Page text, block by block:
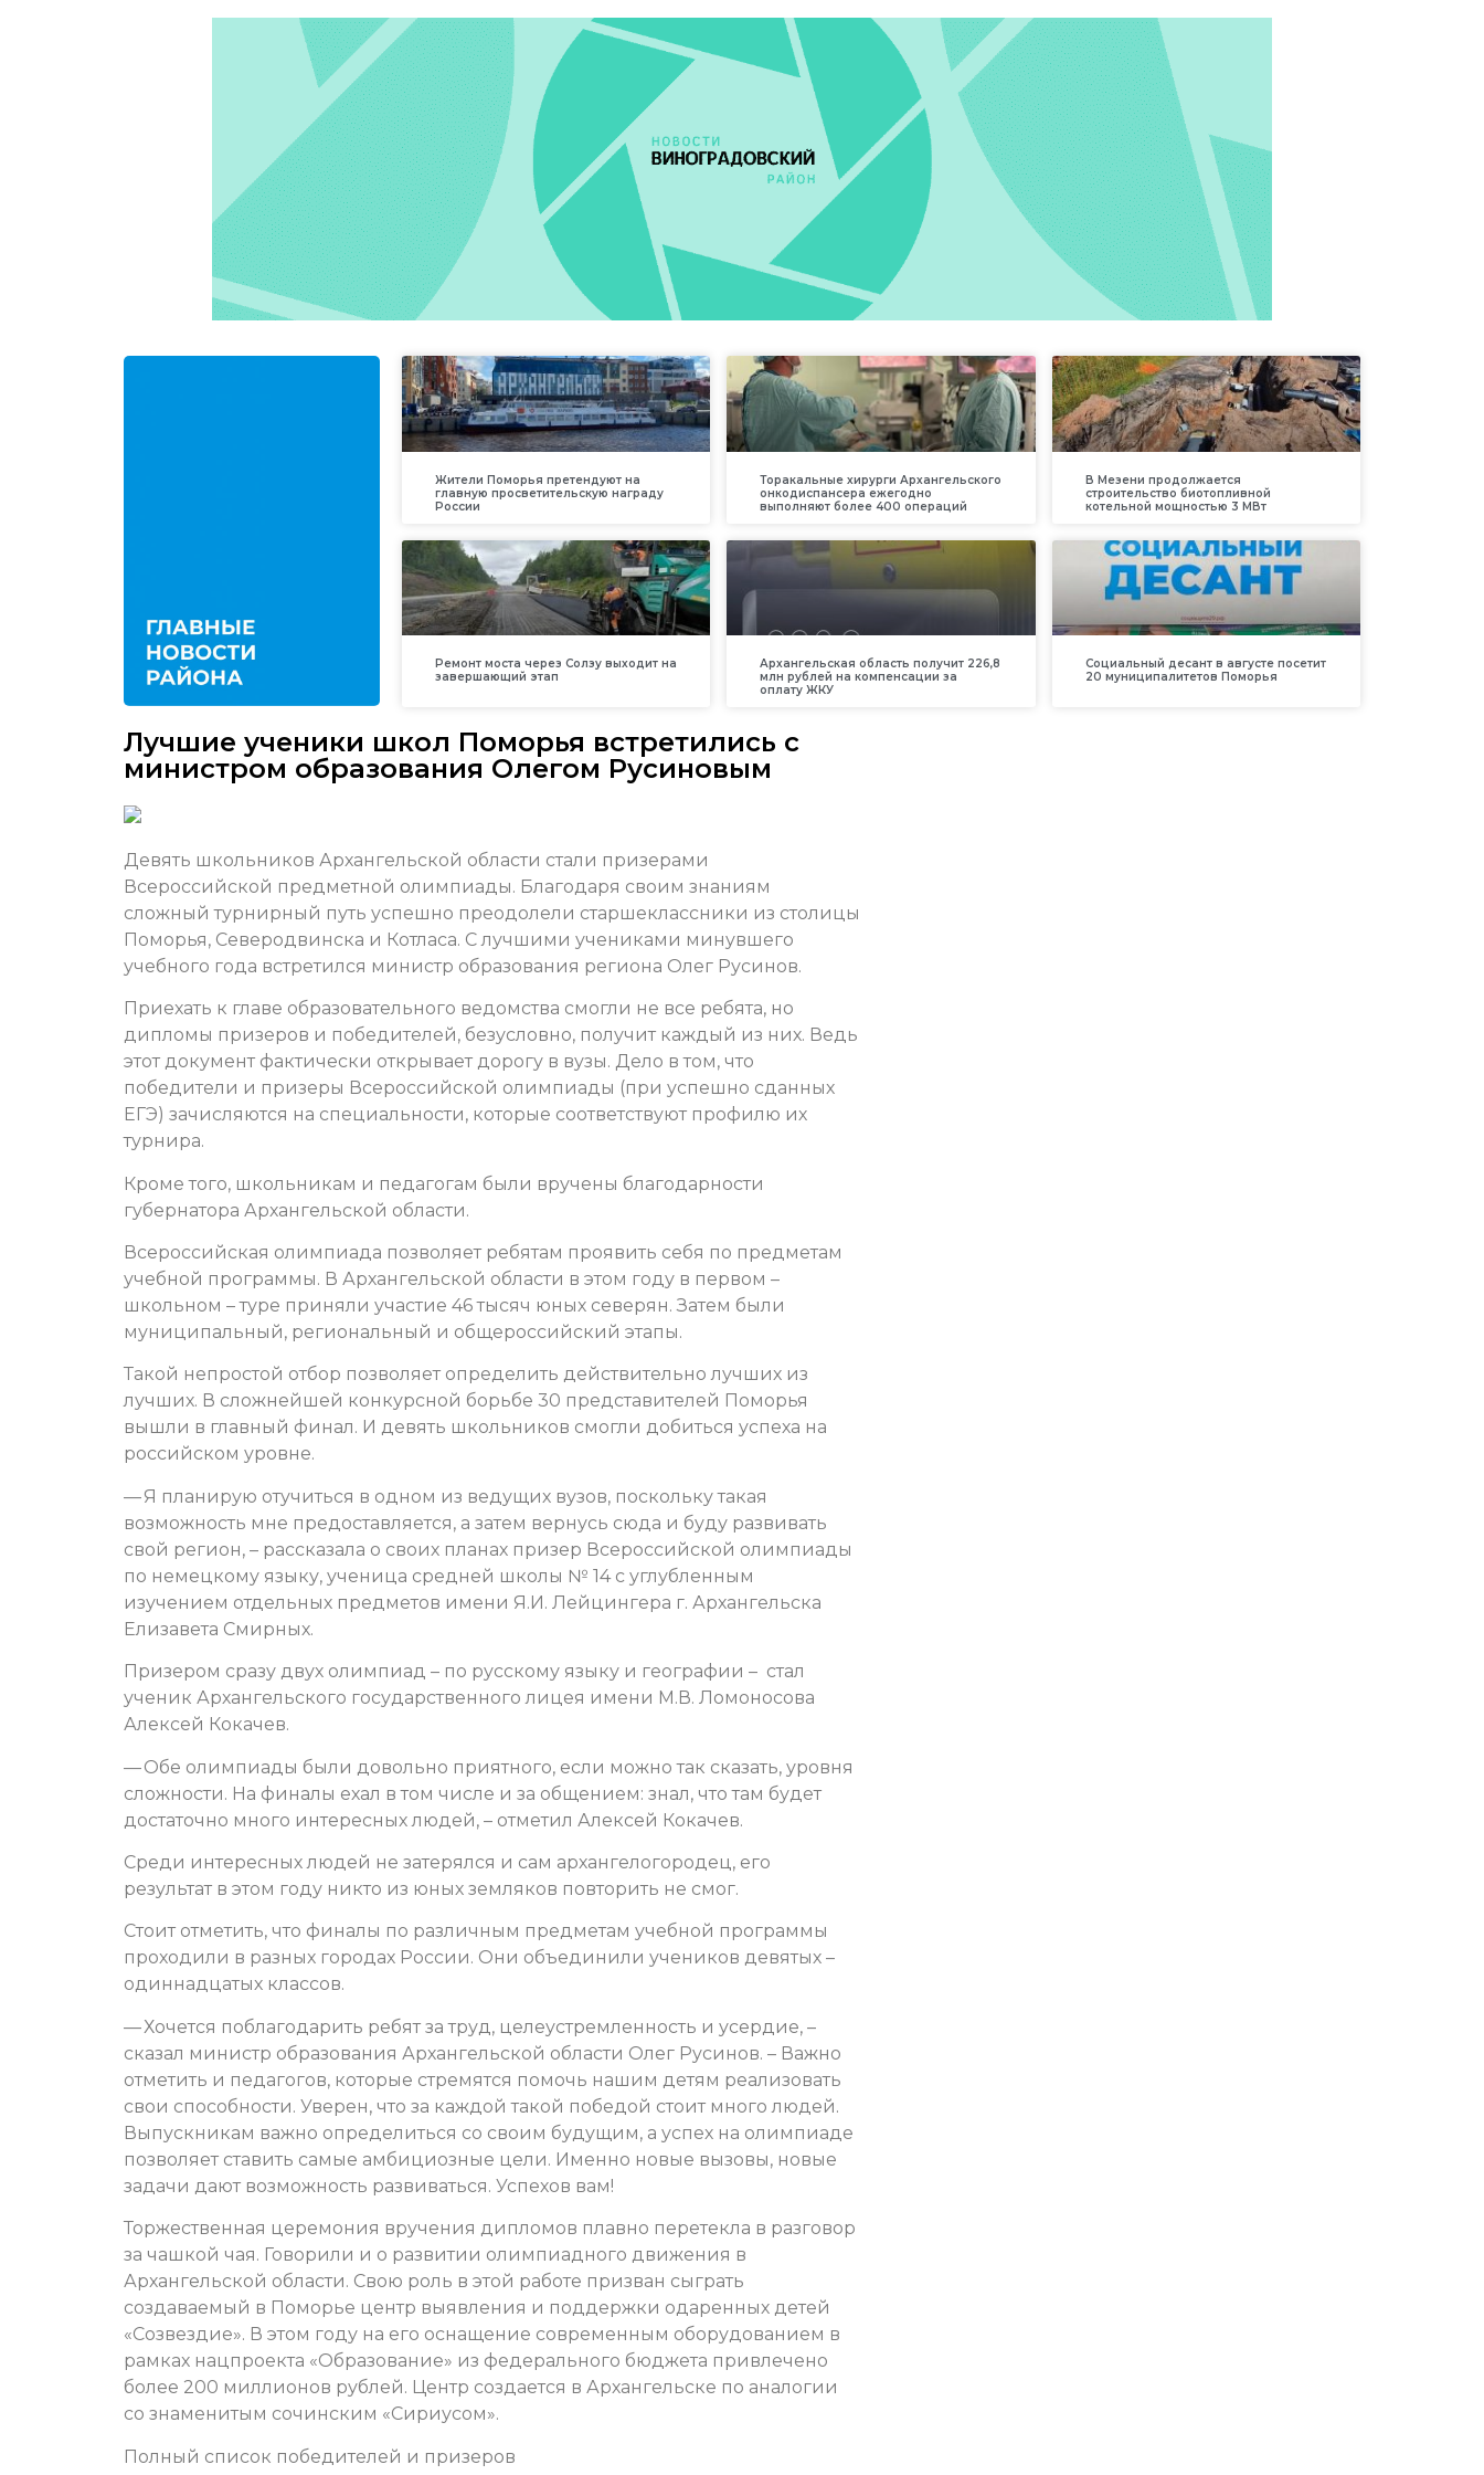
Жители Поморья претендуют на
главную просветительскую награду
России
Торакальные хирурги Архангельского
онкодиспансера ежегодно
выполняют более 400 операций
В Мезени продолжается
строительство биотопливной
котельной мощностью 3 МВт
Ремонт моста через Солзу выходит на
завершающий этап
Архангельская область получит 226,8
млн рублей на компенсации за
оплату ЖКУ
Социальный десант в августе посетит
20 муниципалитетов Поморья
Лучшие ученики школ Поморья встретились с
министром образования Олегом Русиновым
Девять школьников Архангельской области стали призерами
Всероссийской предметной олимпиады. Благодаря своим знаниям
сложный турнирный путь успешно преодолели старшеклассники из столицы
Поморья, Северодвинска и Котласа. С лучшими учениками минувшего
учебного года встретился министр образования региона Олег Русинов.
Приехать к главе образовательного ведомства смогли не все ребята, но
дипломы призеров и победителей, безусловно, получит каждый из них. Ведь
этот документ фактически открывает дорогу в вузы. Дело в том, что
победители и призеры Всероссийской олимпиады (при успешно сданных
ЕГЭ) зачисляются на специальности, которые соответствуют профилю их
турнира.
Кроме того, школьникам и педагогам были вручены благодарности
губернатора Архангельской области.
Всероссийская олимпиада позволяет ребятам проявить себя по предметам
учебной программы. В Архангельской области в этом году в первом –
школьном – туре приняли участие 46 тысяч юных северян.Затем были
муниципальный, региональный и общероссийский этапы.
Такой непростой отбор позволяет определить действительно лучших из
лучших. В сложнейшей конкурсной борьбе 30 представителей Поморья
вышли в главный финал. И девять школьников смогли добиться успеха на
российском уровне.
— Я планирую отучиться в одном из ведущих вузов, поскольку такая
возможность мне предоставляется, а затем вернусь сюда и буду развивать
свой регион, – рассказала о своих планах призер Всероссийской олимпиады
по немецкому языку, ученица средней школы № 14 с углубленным
изучением отдельных предметов имени Я.И. Лейцингера г. Архангельска
Елизавета Смирных.
Призером сразу двух олимпиад – по русскому языку и географии – стал
ученик Архангельского государственного лицея имени М.В. Ломоносова
Алексей Кокачев.
— Обе олимпиады были довольно приятного, если можно так сказать, уровня
сложности. На финалы ехал в том числе и за общением: знал, что там будет
достаточно много интересных людей, – отметил Алексей Кокачев.
Среди интересных людей не затерялся и сам архангелогородец, его
результат в этом году никто из юных земляков повторить не смог.
Стоит отметить, что финалы по различным предметам учебной программы
проходили в разных городах России. Они объединили учеников девятых –
одиннадцатых классов.
— Хочется поблагодарить ребят за труд, целеустремленность и усердие, –
сказал министр образования Архангельской области Олег Русинов. – Важно
отметить и педагогов, которые стремятся помочь нашим детям реализовать
свои способности. Уверен, что за каждой такой победой стоит много людей.
Выпускникам важно определиться со своим будущим, а успех на олимпиаде
позволяет ставить самые амбициозные цели. Именно новые вызовы, новые
задачи дают возможность развиваться. Успехов вам!
Торжественная церемония вручения дипломов плавно перетекла в разговор
за чашкой чая. Говорили и о развитии олимпиадного движения в
Архангельской области. Свою роль в этой работе призван сыграть
создаваемый в Поморье центр выявления и поддержки одаренных детей
«Созвездие». В этом году на его оснащение современным оборудованием в
рамках нацпроекта «Образование» из федерального бюджета привлечено
более 200 миллионов рублей. Центр создается в Архангельске по аналогии
со знаменитым сочинским «Сириусом».
Полный список победителей и призеров